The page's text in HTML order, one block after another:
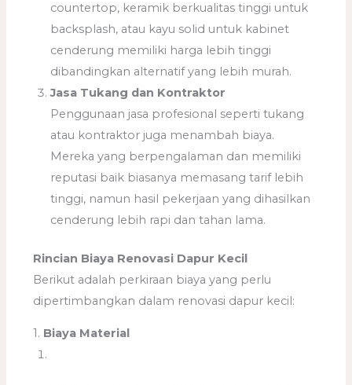
countertop, keramik berkualitas tinggi untuk
backsplash, atau kayu solid untuk kabinet
cenderung memiliki harga lebih tinggi
dibandingkan alternatif yang lebih murah.
Jasa Tukang dan Kontraktor
Penggunaan jasa profesional seperti tukang
atau kontraktor juga menambah biaya.
Mereka yang berpengalaman dan memiliki
reputasi baik biasanya memasang tarif lebih
tinggi, namun hasil pekerjaan yang dihasilkan
cenderung lebih rapi dan tahan lama.
Rincian Biaya Renovasi Dapur Kecil
Berikut adalah perkiraan biaya yang perlu
dipertimbangkan dalam renovasi dapur kecil:
1. Biaya Material